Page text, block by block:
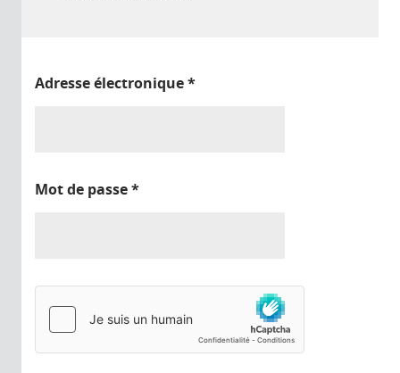
Adresse électronique*
Mot de passe*